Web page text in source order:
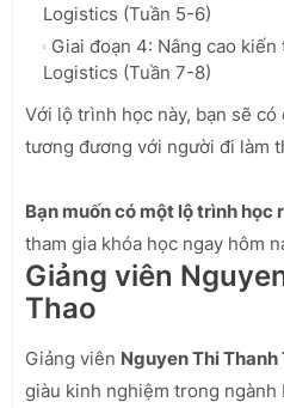
Logistics (Tuần 5-6)
Giai đoạn 4: Nâng cao
Logistics (Tuần 7-8)
Với lộ trình học này, bạn sẽ
tương đương với người đi làm
Bạn muốn có một lộ trình học
tham gia khóa học ngay hôm
Giảng viên
Thao
Giảng viên Nguyen Thi Thanh
giàu kinh nghiệm trong ngành